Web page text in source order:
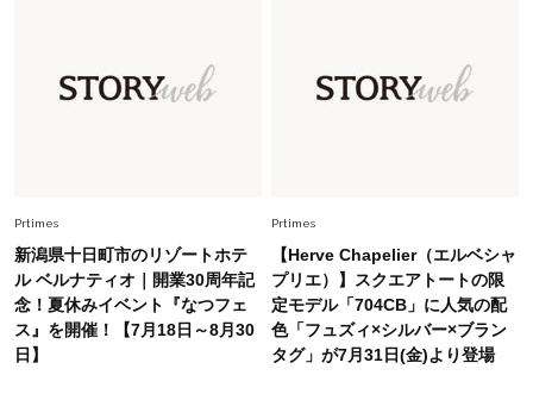
旬着こなし3選。地味見え回避のコツは「バッグ
選び」！
Prtimes
新潟県十日町市のリゾートホテ
ル ベルナティオ｜開業30周年記
念！夏休みイベント『なつフェ
ス』を開催！【7月18日～8月30
日】
Prtimes
【Herve Chapelier（エルベシャ
プリエ）】スクエアトートの限
定モデル「704CB」に人気の配
色「フュズィ×シルバー×ブラン
タグ」が7月31日(金)より登場